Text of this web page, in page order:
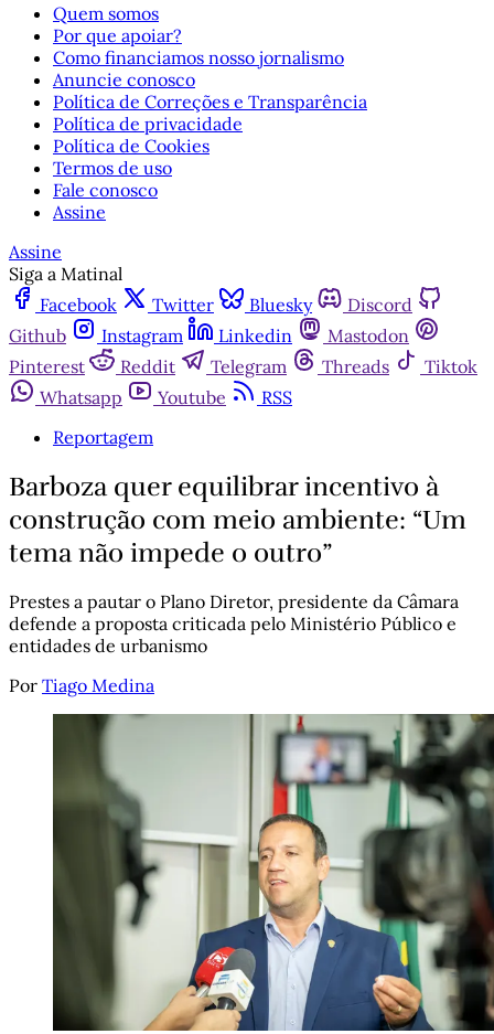
Quem somos
Por que apoiar?
Como financiamos nosso jornalismo
Anuncie conosco
Política de Correções e Transparência
Política de privacidade
Política de Cookies
Termos de uso
Fale conosco
Assine
Assine
Siga a Matinal
Facebook
Twitter Bluesky
Discord
Github
Instagram Linkedin
Mastodon
Pinterest
Reddit Telegram Threads
Tiktok
Whatsapp
Youtube
RSS
Reportagem
Barboza quer equilibrar incentivo à
construção com meio ambiente: “Um
tema não impede o outro”
Prestes a pautar o Plano Diretor, presidente da Câmara
defende a proposta criticada pelo Ministério Público e
entidades de urbanismo
Por Tiago Medina